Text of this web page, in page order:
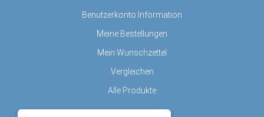
Benutzerkonto Information
Meine Bestellungen
Mein Wunschzettel
Vergleichen
Alle Produkte